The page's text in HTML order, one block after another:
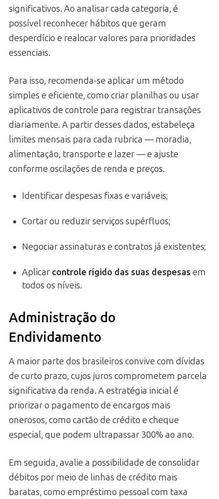
significativos. Ao analisar cada categoria, é
possível reconhecer hábitos que geram
desperdício e realocar valores para prioridades
essenciais.
Para isso, recomenda-se aplicar um método
simples e eficiente, como criar planilhas ou usar
aplicativos de controle para registrar transações
diariamente. A partir desses dados, estabeleça
limites mensais para cada rubrica — moradia,
alimentação, transporte e lazer — e ajuste
conforme oscilações de renda e preços.
Identificar despesas fixas e variáveis;
Cortar ou reduzir serviços supérfluos;
Negociar assinaturas e contratos já existentes;
Aplicar controle rígido das suas despesas em
todos os níveis.
Administração do
Endividamento
A maior parte dos brasileiros convive com dívidas
de curto prazo, cujos juros comprometem parcela
significativa da renda. A estratégia inicial é
priorizar o pagamento de encargos mais
onerosos, como cartão de crédito e cheque
especial, que podem ultrapassar 300% ao ano.
Em seguida, avalie a possibilidade de consolidar
débitos por meio de linhas de crédito mais
baratas, como empréstimo pessoal com taxa